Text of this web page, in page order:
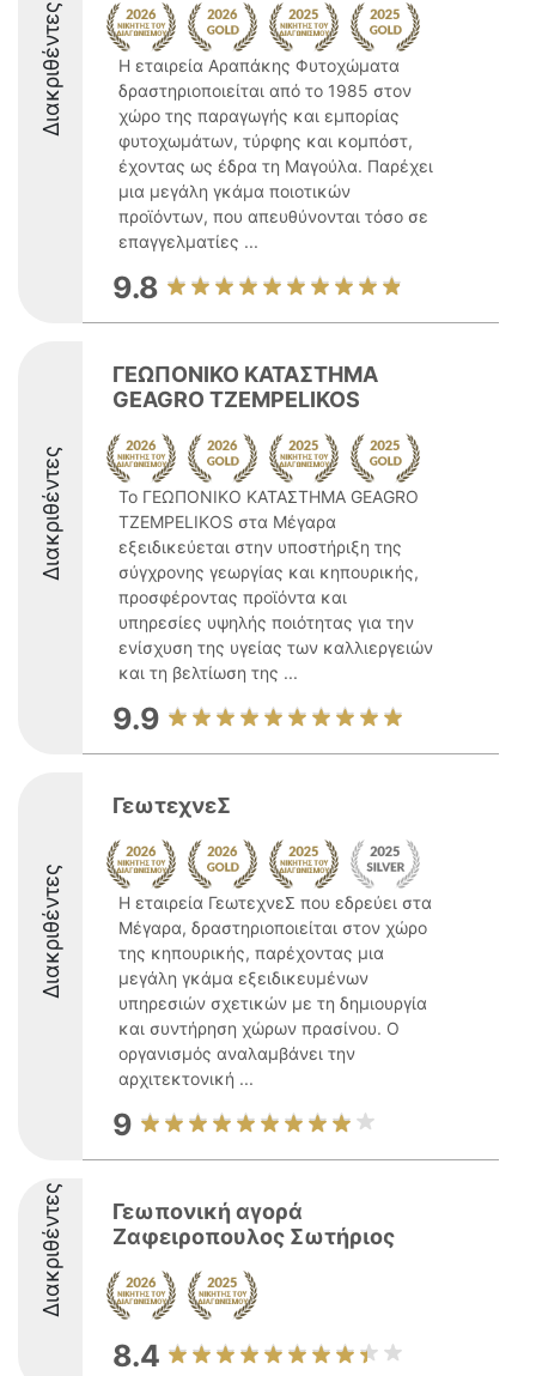
Διακριθέντες
Η εταιρεία Αραπάκης Φυτοχώματα
δραστηριοποιείται από το 1985 στον
χώρο της παραγωγής και εμπορίας
φυτοχωμάτων, τύρφης και κομπόστ,
έχοντας ως έδρα τη Μαγούλα. Παρέχει
μια μεγάλη γκάμα ποιοτικών
προϊόντων, που απευθύνονται τόσο σε
επαγγελματίες ...
9.8
Διακριθέντες
ΓΕΩΠΟΝΙΚΟ ΚΑΤΑΣΤΗΜΑ
GEAGRO TZEMPELIKOS
Το ΓΕΩΠΟΝΙΚΟ ΚΑΤΑΣΤΗΜΑ GEAGRO
TZEMPELIKOS στα Μέγαρα
εξειδικεύεται στην υποστήριξη της
σύγχρονης γεωργίας και κηπουρικής,
προσφέροντας προϊόντα και
υπηρεσίες υψηλής ποιότητας για την
ενίσχυση της υγείας των καλλιεργειών
και τη βελτίωση της ...
9.9
Διακριθέντες
ΓεωτεχνεΣ
Η εταιρεία ΓεωτεχνεΣ που εδρεύει στα
Μέγαρα, δραστηριοποιείται στον χώρο
της κηπουρικής, παρέχοντας μια
μεγάλη γκάμα εξειδικευμένων
υπηρεσιών σχετικών με τη δημιουργία
και συντήρηση χώρων πρασίνου. Ο
οργανισμός αναλαμβάνει την
αρχιτεκτονική ...
9
Διακριθέντες
Γεωπονική αγορά
Ζαφειροπουλος Σωτήριος
8.4